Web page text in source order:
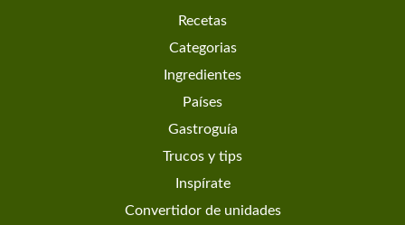
Recetas
Categorias
Ingredientes
Países
Gastroguía
Trucos y tips
Inspírate
Convertidor de unidades